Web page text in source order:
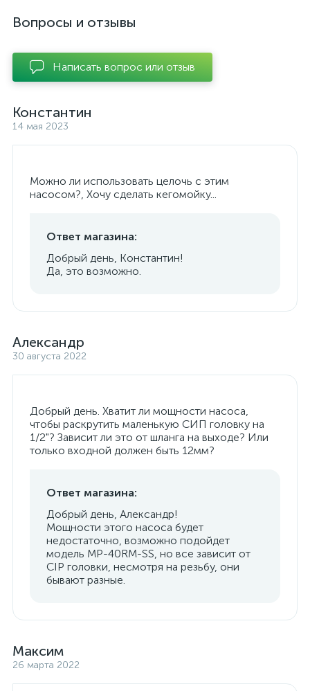
Вопросы и отзывы
Написать вопрос или отзыв
Константин
14 мая 2023
Можно ли использовать целочь с этим
насосом?, Хочу сделать кегомойку...
Ответ магазина:
Добрый день, Константин!
Да, это возможно.
Александр
30 августа 2022
Добрый день. Хватит ли мощности насоса,
чтобы раскрутить маленькую СИП головку на
1/2"? Зависит ли это от шланга на выходе? Или
только входной должен быть 12мм?
Ответ магазина:
Добрый день, Александр!
Мощности этого насоса будет
недостаточно, возможно подойдет
модель MP-40RM-SS, но все зависит от
CIP головки, несмотря на резьбу, они
бывают разные.
Максим
26 марта 2022